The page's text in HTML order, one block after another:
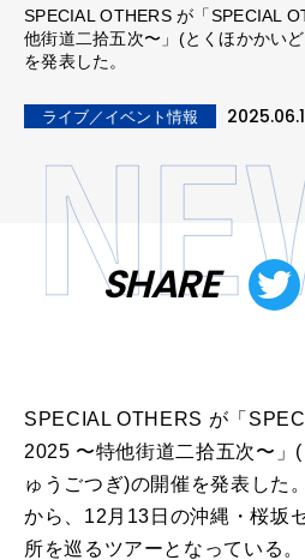
SPECIAL OTHERS が「SPECIAL
他街道二拾五次〜」(とくほかかい
を発表した。
ライブ／イベント情報
SHARE
SPECIAL OTHERS が「
2025 〜特他街道二拾五次〜」
ゅうごつぎ)の開催を発表した
から、12月13日の沖縄・桜坂
所を巡るツアーとなっている